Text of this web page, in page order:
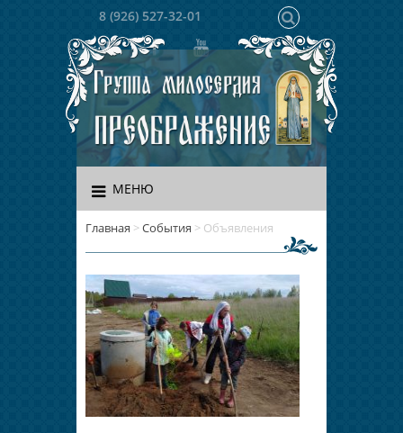
8 (926) 527-32-01
МЕНЮ
Главная >События > Объявления